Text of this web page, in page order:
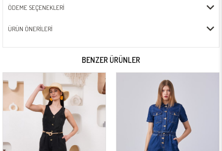
ÖDEME SEÇENEKLERI
ÜRÜN ÖNERILERI
BENZER ÜRÜNLER